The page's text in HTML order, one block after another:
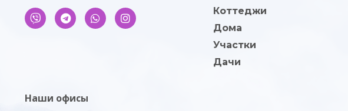
Коттеджи
Дома
Участки
Дачи
Наши офисы